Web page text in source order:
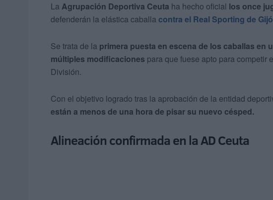
La Agrupación Deportiva Ceuta ha hecho oficial los once
defenderán la elástica caballa contra el Real Sporting de
Se trata de la primera puesta en escena de los caballas en
múltiples modificaciones para que fuese apto para competir
División.
Con el objetivo logrado tras la aprobación de la entidad
están a menos de una hora de pisar su nuevo césped.
Alineación confirmada en la AD Ceuta